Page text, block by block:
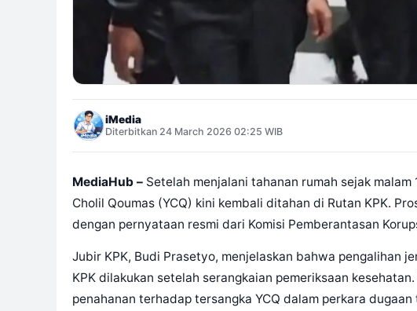
iMedia
Diterbitkan 24 March 2026 02:25 WIB
MediaHub – Setelah menjalani tahanan rumah sejak
Cholil Qoumas (YCQ) kini kembali ditahan di Rutan KPK.
dengan pernyataan resmi dari Komisi Pemberantasan
Jubir KPK, Budi Prasetyo, menjelaskan bahwa pengalihan
KPK dilakukan setelah serangkaian pemeriksaan
penahanan terhadap tersangka YCQ dalam perkara